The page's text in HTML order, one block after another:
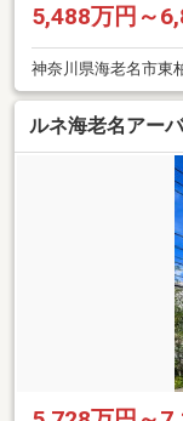
5,488万円～
神奈川県海老名市東
ルネ海老名アー